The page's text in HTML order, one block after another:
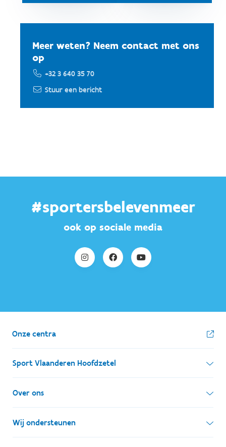
Meer weten? Neem contact met ons
op
+32 3 640 35 70
Stuur een bericht
#sportersbelevenmeer
ook op sociale media
Onze centra
Sport Vlaanderen Hoofdzetel
Simon Bolivarlaan 17
1000 Brussel
Ondernemingsnummer: BE 0248.142.826
Over ons
Wie zijn we, wat doen we
Onze centra
Wij ondersteunen